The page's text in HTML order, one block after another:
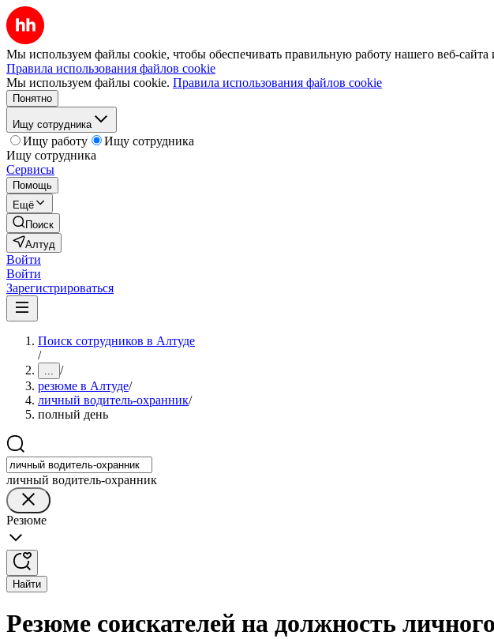
Мы используем файлы cookie, чтобы обеспечивать правильную работу нашего веб-сайта
Правила использования файлов cookie
Мы используем файлы cookie. Правила использования файлов cookie
Понятно
Ищу сотрудника
Ищу работу
Ищу сотрудника
Ищу сотрудника
Сервисы
Помощь
Ещё
Поиск
Алтуд
Войти
Войти
Зарегистрироваться
Поиск сотрудников в Алтуде
/
... /
резюме в Алтуде/
личный водитель-охранник/
полный день
личный водитель-охранник
Резюме
Найти
Резюме соискателей на должность